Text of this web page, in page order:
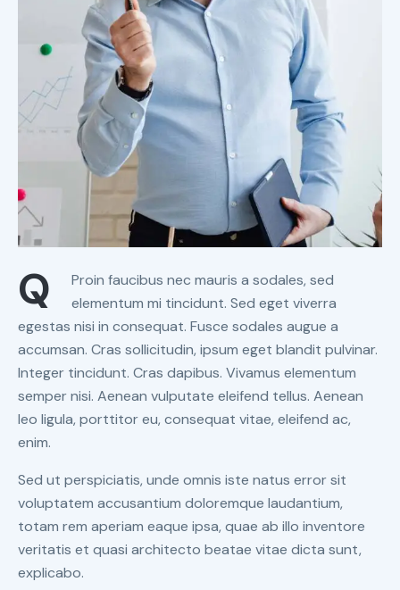
Q
Proin faucibus nec mauris a sodales, sed
elementum mi tincidunt. Sed eget viverra
egestas nisi in consequat. Fusce sodales augue a
accumsan. Cras sollicitudin, ipsum eget blandit pulvinar.
Integer tincidunt. Cras dapibus. Vivamus elementum
semper nisi. Aenean vulputate eleifend tellus. Aenean
leo ligula, porttitor eu, consequat vitae, eleifend ac,
enim.
Sed ut perspiciatis, unde omnis iste natus error sit
voluptatem accusantium doloremque laudantium,
totam rem aperiam eaque ipsa, quae ab illo inventore
veritatis et quasi architecto beatae vitae dicta sunt,
explicabo.